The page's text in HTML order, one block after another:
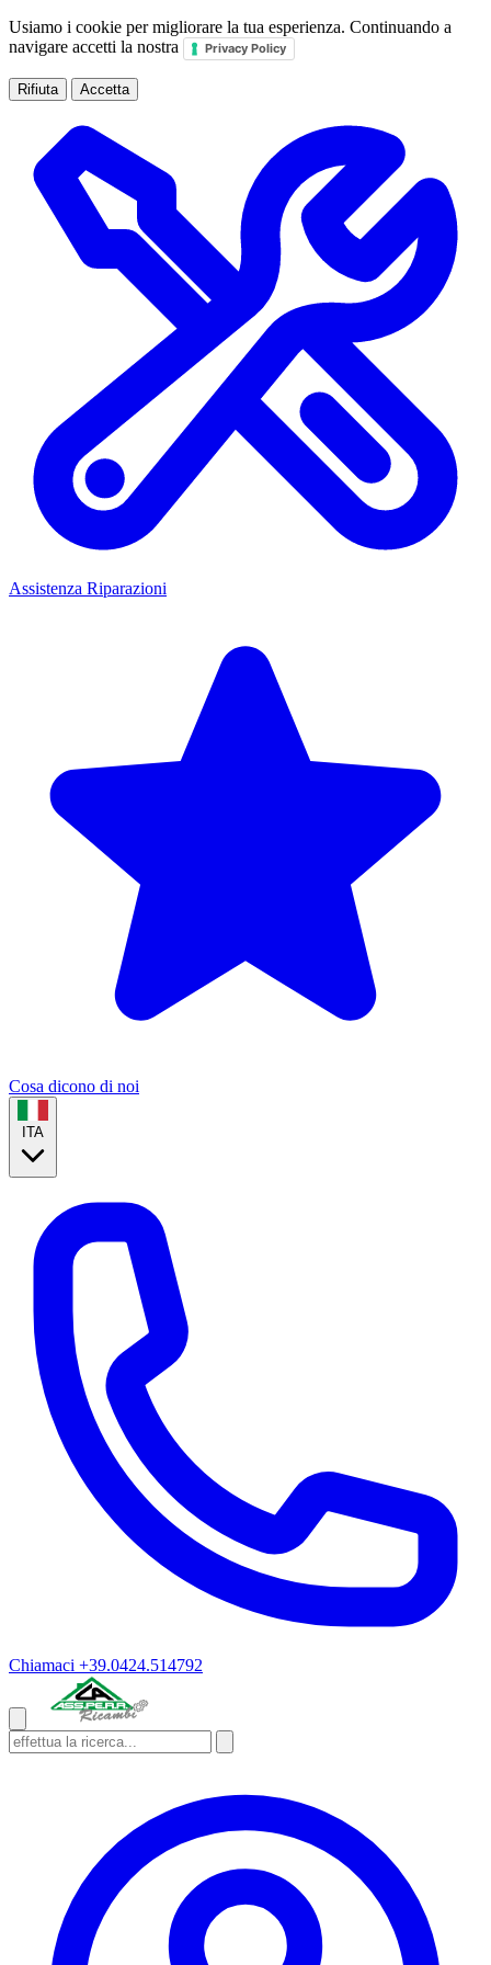
Usiamo i cookie per migliorare la tua esperienza. Continuando a
navigare accetti la nostra
Privacy Policy
Rifiuta Accetta
Assistenza Riparazioni
Cosa dicono di noi
ITA
Chiamaci +39.0424.514792